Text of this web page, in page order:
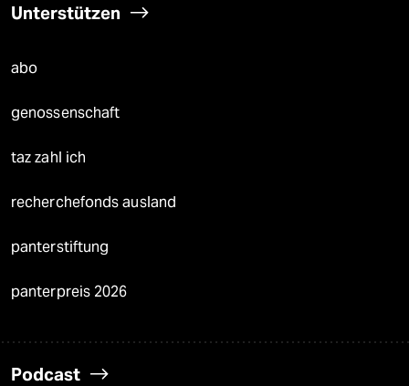
Unterstützen
abo
genossenschaft
taz zahl ich
recherchefonds ausland
panterstiftung
panterpreis 2026
Podcast